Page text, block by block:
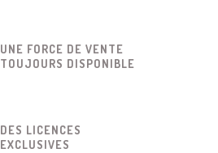
UNE FORCE DE VENTE
TOUJOURS DISPONIBLE
DES LICENCES
EXCLUSIVES